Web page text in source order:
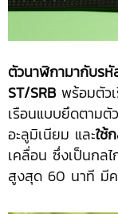
ตัวนาฬิกามากับร
ST/SRBพร้อมตัว
เรือนแบบยึดตามตั
อะลูมิเนียม และใช้
เคลื่อน ซึ่งเป็นกล
สูงสุด 60 นาที มีค